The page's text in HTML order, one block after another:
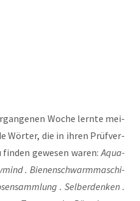
Woche lern­te mei­
Wör­ter, die in ihren Prüf­ver­
gewe­sen waren:Aqua­
. Bie­nen­schwarm­ma­schi­
. Sel­ber­den­ken .